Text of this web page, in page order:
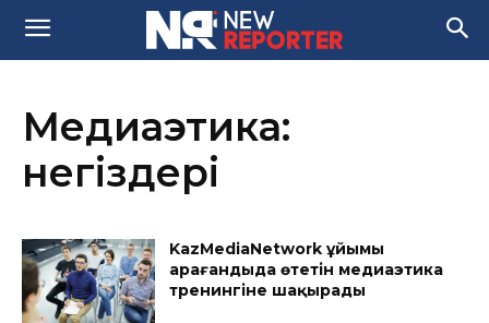
Медиаэтика:
негіздері
KazMediaNetwork ұйымы
Қарағандыда өтетін медиаэтика
тренингіне шақырады